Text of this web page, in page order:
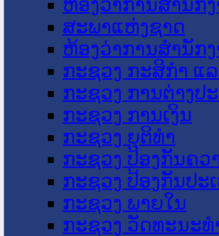
ຫ້ອງວ່າການສໍານັກ
ສະພາແຫ່ງຊາດ
ຫ້ອງວ່າການສຳນັກ
ກະຊວງ ກະສິກຳ ແ
ກະຊວງ ການຕ່າງປ
ກະຊວງ ການເງິນ
ກະຊວງ ຍຸຕິທໍາ
ກະຊວງ ປ້ອງກັນຄວ
ກະຊວງ ປ້ອງກັນປະ
ກະຊວງ ພາຍໃນ
ກະຊວງ ວັດທະນະ